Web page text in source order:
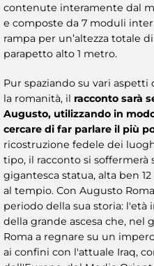
contenute interamente dal
e composte da 7 moduli
rampa per un’altezza totale
parapetto alto 1 metro.
Pur spaziando su vari
la romanità, il racconto sarà
Augusto, utilizzando in
cercare di far parlare il più
ricostruzione fedele dei
tipo, il racconto si soffermerà
gigantesca statua, alta ben
al tempio. Con Augusto
periodo della sua storia: l'età
della grande ascesa che, nel
Roma a regnare su un
ai confini con l'attuale Iraq,